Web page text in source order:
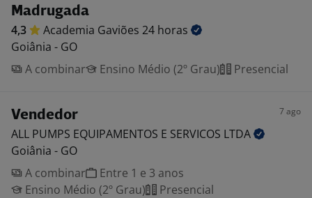
Madrugada
4,3 Academia Gaviões 24 horas
Goiânia - GO
A combinar
Ensino Médio (2º Grau) Presencial
Vendedor 7 ago
ALL PUMPS EQUIPAMENTOS E SERVICOS LTDA
Goiânia - GO
A combinar
Entre 1 e 3 anos
Ensino Médio (2º Grau)
Presencial